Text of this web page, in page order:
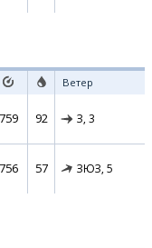
Ветер
759 92 З, 3
756 57 ЗЮЗ, 5